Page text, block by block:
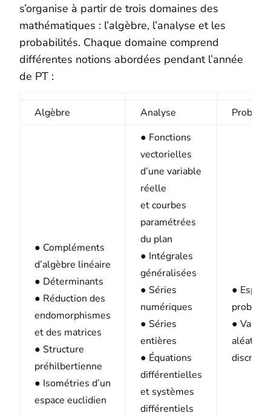
s’organise à partir de trois domaines des
mathématiques : l’algèbre, l’analyse et les
probabilités. Chaque domaine comprend
différentes notions abordées pendant l’année
de PT :
Algèbre Analyse
● Compléments
d’algèbre linéaire
● Déterminants
● Réduction des
endomorphismes
et des matrices
● Structure
préhilbertienne
● Isométries d’un
espace euclidien
● Fonctions
vectorielles
d’une variable
réelle
et courbes
paramétrées
du plan
● Intégrales
généralisées
● Séries
numériques
● Séries
entières
● Équations
différentielles
et systèmes
différentiels
●
●